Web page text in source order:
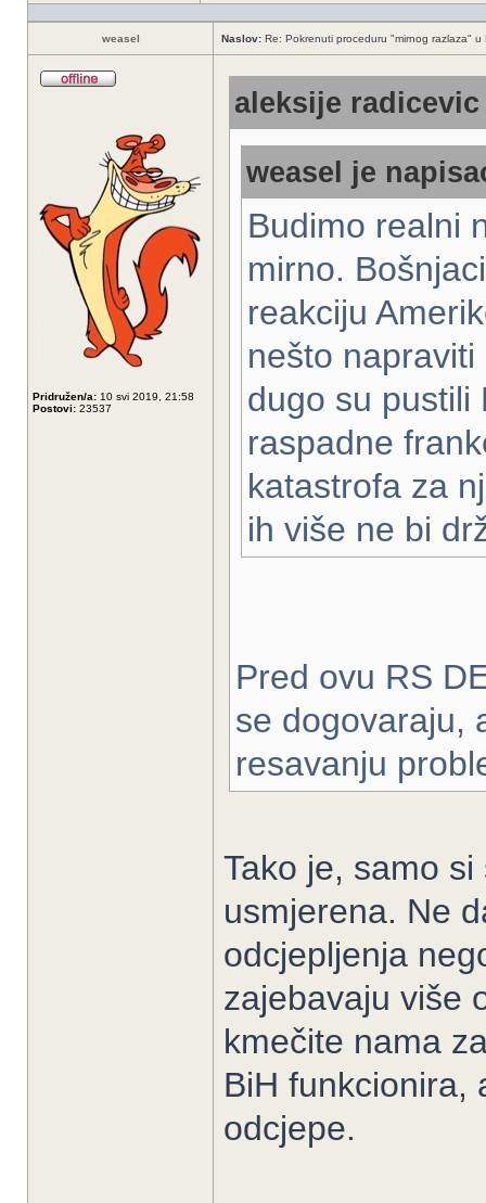
weasel Naslov: Re: Pokrenuti proceduru "mirnog razlaza" u
Pridružen/a: 10 svi 2019, 21:58
Postovi: 23537
aleksije
weasel je
Budimo realni
mirno.
reakciju
nešto
dugo su pustili
raspadne
katastrofa za
ih više ne bi
Pred ovu RS
se dogovaraju,
resavanju
Tako je, samo
usmjerena. Ne
odcjepljenja
zajebavaju više
kmečite nama
BiH funkcionira,
odcjepe.